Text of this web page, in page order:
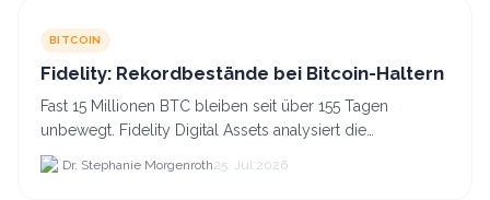
BITCOIN
Fidelity: Rekordbestände bei Bitcoin-Haltern
Fast 15 Millionen BTC bleiben seit über 155 Tagen
unbewegt. Fidelity Digital Assets analysiert die
Anlegerüberzeugung trotz Kursverlusten und einem
BTC-Preis.
Dr. Stephanie Morgenroth25. Jul 2026